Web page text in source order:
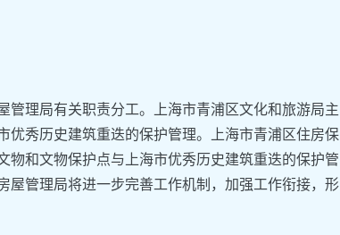
管理局有关职责分工。上海市青浦区文化和旅游局主
优秀历史建筑重迭的保护管理。上海市青浦区住房保
物和文物保护点与上海市优秀历史建筑重迭的保护管
屋管理局将进一步完善工作机制，加强工作衔接，形